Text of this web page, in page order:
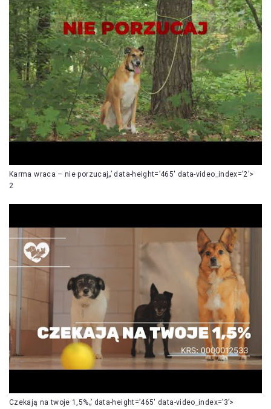
Karma wraca – nie porzucaj„’ data-height=’465′ data-video_index=’2’>
2
Czekają na twoje 1,5%„’ data-height=’465′ data-video_index=’3’>